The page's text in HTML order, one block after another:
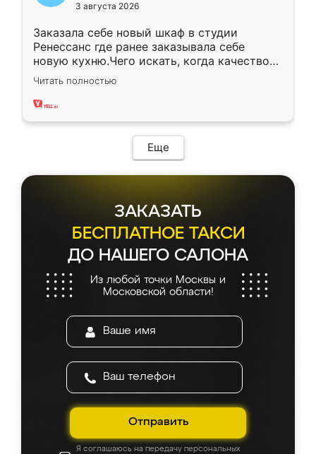
3 августа 2026
Заказала себе новый шкаф в студии
Ренессанс где ранее заказывала себе
новую кухню.Чего искать, когда качеством
вполне довольна. Служит кухня уже почти
два года, нареканий нет.
Читать полностью
Еще
ЗАКАЗАТЬ
БЕСПЛАТНОЕ ТАКСИ
ДО НАШЕГО САЛОНА
Из любой точки Москвы и
Московской области!
Отправить
Я соглашаюсь на передачу персональных